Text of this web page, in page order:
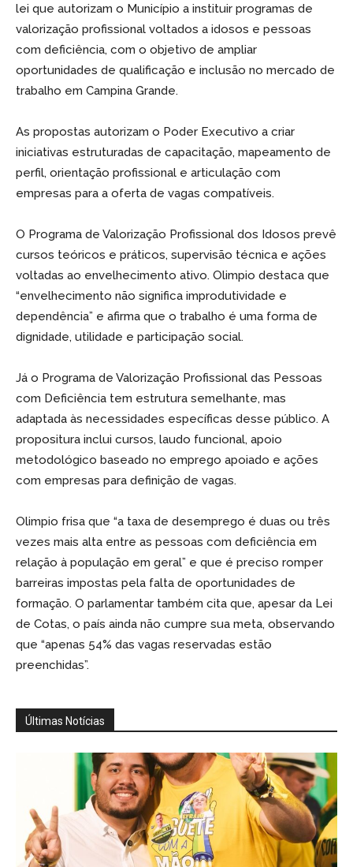
lei que autorizam o Município a instituir programas de
valorização profissional voltados a idosos e pessoas
com deficiência, com o objetivo de ampliar
oportunidades de qualificação e inclusão no mercado de
trabalho em Campina Grande.
As propostas autorizam o Poder Executivo a criar
iniciativas estruturadas de capacitação, mapeamento de
perfil, orientação profissional e articulação com
empresas para a oferta de vagas compatíveis.
O Programa de Valorização Profissional dos Idosos prevê
cursos teóricos e práticos, supervisão técnica e ações
voltadas ao envelhecimento ativo. Olimpio destaca que
“envelhecimento não significa improdutividade e
dependência” e afirma que o trabalho é uma forma de
dignidade, utilidade e participação social.
Já o Programa de Valorização Profissional das Pessoas
com Deficiência tem estrutura semelhante, mas
adaptada às necessidades específicas desse público. A
propositura inclui cursos, laudo funcional, apoio
metodológico baseado no emprego apoiado e ações
com empresas para definição de vagas.
Olimpio frisa que “a taxa de desemprego é duas ou três
vezes mais alta entre as pessoas com deficiência em
relação à população em geral” e que é preciso romper
barreiras impostas pela falta de oportunidades de
formação. O parlamentar também cita que, apesar da Lei
de Cotas, o país ainda não cumpre sua meta, observando
que “apenas 54% das vagas reservadas estão
preenchidas”.
Últimas Notícias